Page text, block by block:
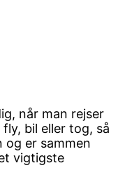
når man rejser
bil eller tog, så
og er sammen
vigtigste